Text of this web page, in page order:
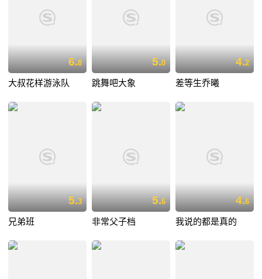
6.8
大叔花样游泳队
5.0
跳舞吧大象
4.2
差等生乔曦
5.3
兄弟班
5.6
非常父子档
4.6
我说的都是真的